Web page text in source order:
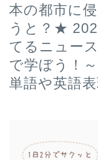
本の都市に
うと？★
てるニュー
で学ぼう！
単語や英語表